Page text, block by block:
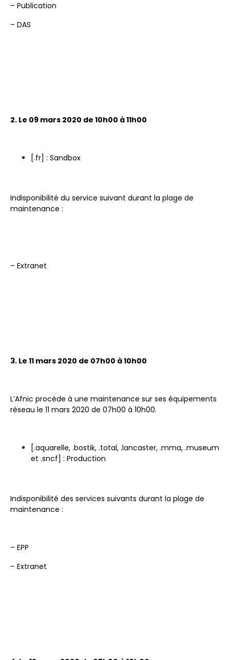
– Publication
– DAS
2. Le 09 mars 2020 de 10h00 à 11h00
[.fr] : Sandbox
Indisponibilité du service suivant durant la plage de
maintenance :
– Extranet
3. Le 11 mars 2020 de 07h00 à 10h00
L’Afnic procéde à une maintenance sur ses équipements
réseau le 11 mars 2020 de 07h00 à 10h00.
[.aquarelle, .bostik, .total, .lancaster, .mma, .museum
et .sncf] : Production
Indisponibilité des services suivants durant la plage de
maintenance :
– EPP
– Extranet